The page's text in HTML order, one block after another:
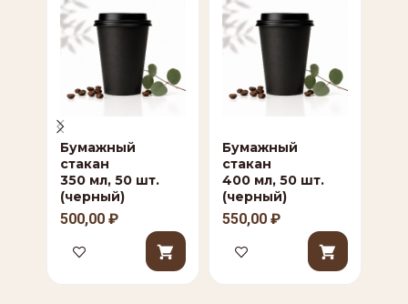
Бумажный
стакан
350 мл, 50 шт.
(черный)
500,00 ₽
Бумажный
стакан
400 мл, 50 шт.
(черный)
550,00 ₽